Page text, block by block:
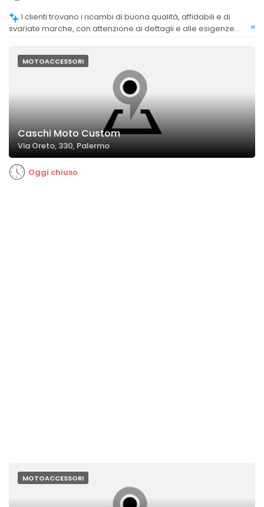
svariate marche, con attenzione ai dettagli e alle esigenze
»
MOTOACCESSORI
Caschi Moto Custom
Via Oreto, 330, Palermo
Oggi chiuso
MOTOACCESSORI